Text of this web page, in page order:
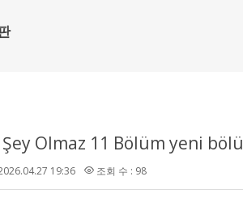
Olmaz 11 Bölüm yeni
19:36 조회 수 : 98